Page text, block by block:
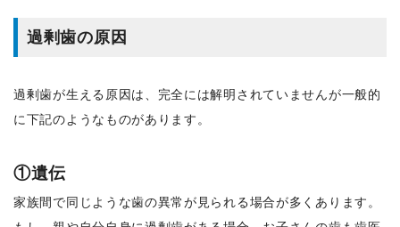
過剰歯の原因
過剰歯が生える原因は、完全には解明されていませんが一般的
に下記のようなものがあります。
①遺伝
家族間で同じような歯の異常が見られる場合が多くあります。